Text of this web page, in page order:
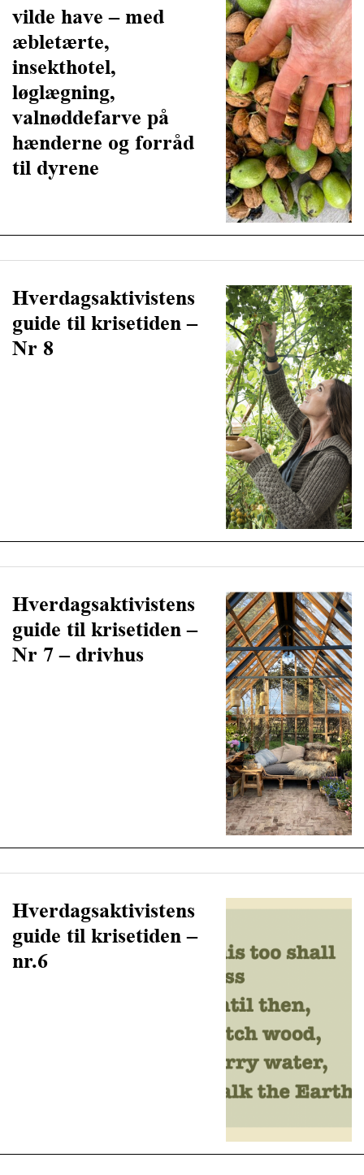
vilde have – med
æbletærte,
insekthotel,
løglægning,
valnøddefarve på
hænderne og forråd
til dyrene
Hverdagsaktivistens
guide til krisetiden –
Nr 8
Hverdagsaktivistens
guide til krisetiden –
Nr 7 – drivhus
Hverdagsaktivistens
guide til krisetiden –
nr.6